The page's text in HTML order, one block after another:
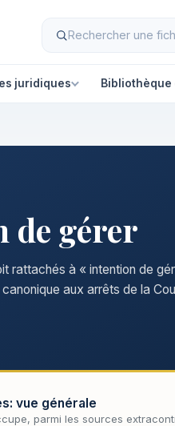
juridiques Bibliothèque
de gérer
rattachés à « intention de
aux arrêts de la
vue générale
parmi les sources